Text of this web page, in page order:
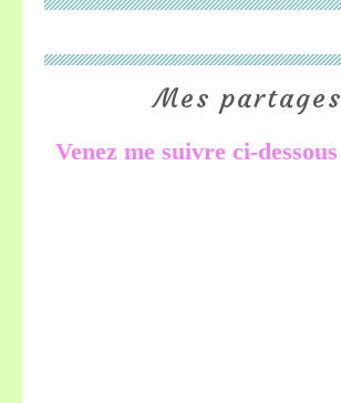
Mes partages
Venez me suivre ci-dessous